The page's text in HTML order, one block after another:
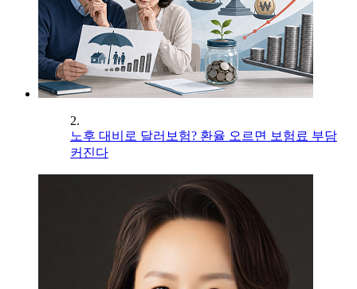
2.
노후 대비로 달러보험? 환율 오르면 보험료 부담
커진다